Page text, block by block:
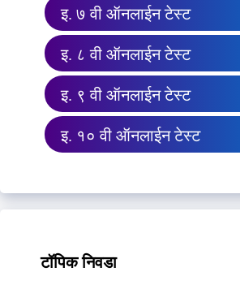
इ. ७ वी ऑनलाईन टेस्ट
इ. ८ वी ऑनलाईन टेस्ट
इ. ९ वी ऑनलाईन टेस्ट
इ. १० वी ऑनलाईन टेस्ट
टॉपिक निवडा